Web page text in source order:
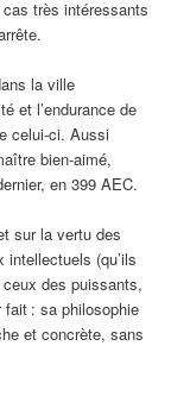
très intéressants
la ville
et l’endurance de
celui-ci. Aussi
bien-aimé,
en 399 AEC.
sur la vertu des
intellectuels (qu’ils
des puissants,
fait : sa philosophie
et concrète, sans